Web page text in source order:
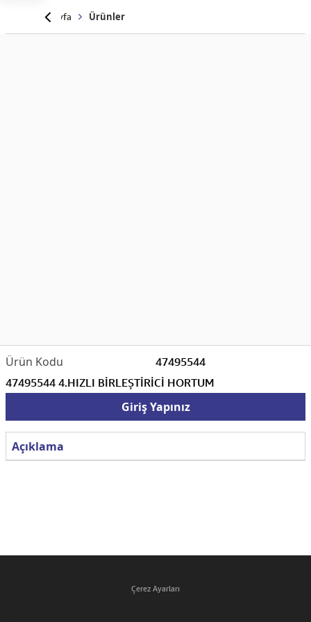
Anasayfa Ürünler
47495544
47495544 4.HIZLI BİRLEŞTİRİCİ HORTUM
Giriş Yapınız
Açıklama
Çerez Ayarları